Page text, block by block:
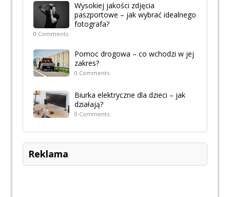
Wysokiej jakości zdjęcia
paszportowe – jak wybrać idealnego
fotografa?
0 Comments
Pomoc drogowa – co wchodzi w jej
zakres?
0 Comments
Biurka elektryczne dla dzieci – jak
działają?
0 Comments
Reklama